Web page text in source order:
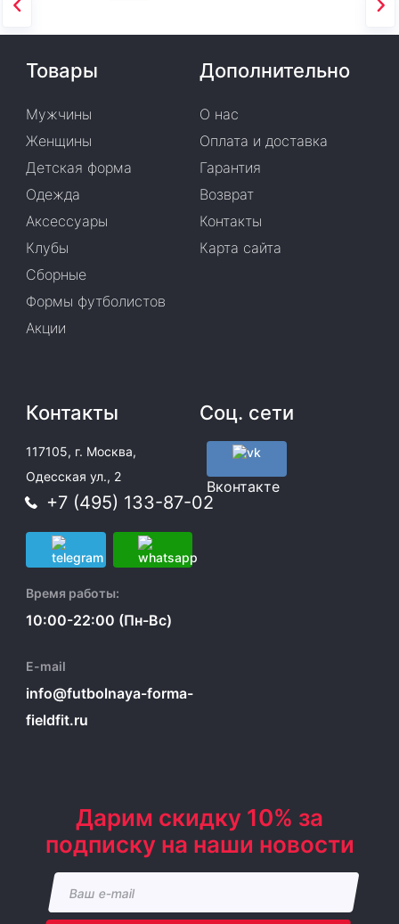
Товары
Мужчины
Женщины
Детская форма
Одежда
Аксессуары
Клубы
Сборные
Формы футболистов
Акции
Дополнительно
О нас
Оплата и доставка
Гарантия
Возврат
Контакты
Карта сайта
Контакты
117105, г. Москва,
Одесская ул., 2
+7 (495) 133-87-02
Время работы:
10:00-22:00 (Пн-Вс)
E-mail
info@futbolnaya-forma-
fieldfit.ru
Соц. сети
Вконтакте
Дарим скидку 10% за
подписку на наши новости